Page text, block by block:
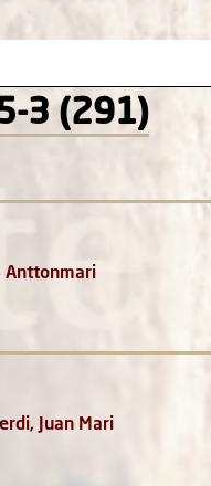
3 (291)
Anttonmari
Juan Mari